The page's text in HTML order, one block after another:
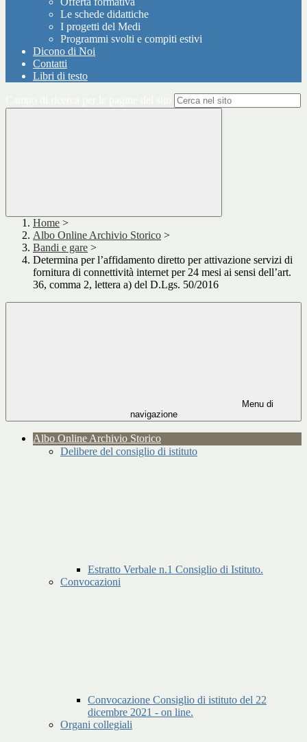
Le schede didattiche
I progetti del Medi
Programmi svolti e compiti estivi
Dicono di Noi
Contatti
Libri di testo
Home >
Albo Online Archivio Storico >
Bandi e gare >
Determina per l’affidamento diretto per attivazione servizi di
fornitura di connettività internet per 24 mesi ai sensi dell’art.
36, comma 2, lettera a) del D.Lgs. 50/2016
Menu di
navigazione
Albo Online Archivio Storico
Delibere del consiglio di istituto
Estratto Verbale n.1 Consiglio di Istituto.
Convocazioni
Convocazione Consiglio di istituto del 22
dicembre 2021 - on line.
Organi collegiali